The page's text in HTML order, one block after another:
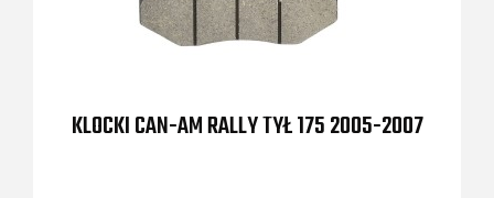
KLOCKI CAN-AM RALLY TYŁ 175 2005-2007